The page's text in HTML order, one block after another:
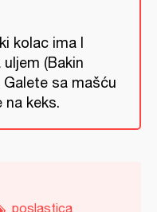
kolac ima I
(Bakin
Galete sa mašću
na keks.
poslastica